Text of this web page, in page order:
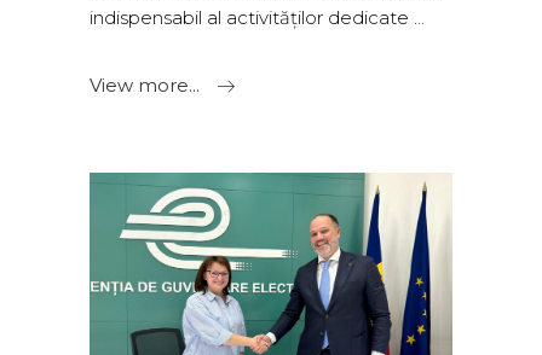
indispensabil al activităților dedicate
View more...